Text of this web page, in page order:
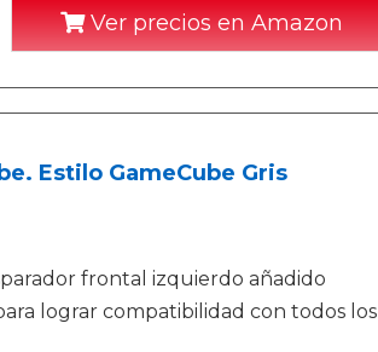
Ver precios en Amazon
Estilo GameCube Gris
frontal izquierdo añadido
lograr compatibilidad con todos los